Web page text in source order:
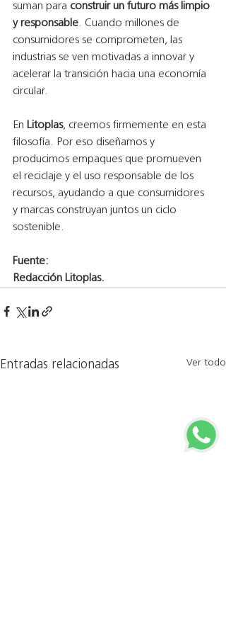
suman para construir un futuro más limpio
y responsable. Cuando millones de
consumidores se comprometen, las
industrias se ven motivadas a innovar y
acelerar la transición hacia una economía
circular.
En Litoplas, creemos firmemente en esta
filosofía. Por eso diseñamos y
producimos empaques que promueven
el reciclaje y el uso responsable de los
recursos, ayudando a que consumidores
y marcas construyan juntos un ciclo
sostenible.
Fuente:
Redacción Litoplas.
Entradas relacionadas Ver todo